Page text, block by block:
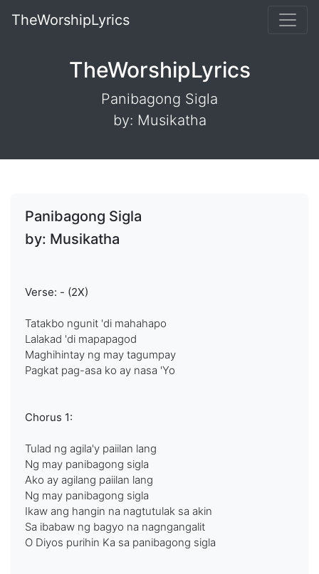
TheWorshipLyrics
TheWorshipLyrics
Panibagong Sigla
by: Musikatha
Panibagong Sigla
by: Musikatha
Verse: - (2X)
Tatakbo ngunit 'di mahahapo
Lalakad 'di mapapagod
Maghihintay ng may tagumpay
Pagkat pag-asa ko ay nasa 'Yo
Chorus 1:
Tulad ng agila'y paiilan lang
Ng may panibagong sigla
Ako ay agilang paiilan lang
Ng may panibagong sigla
Ikaw ang hangin na nagtutulak sa akin
Sa ibabaw ng bagyo na nagngangalit
O Diyos purihin Ka sa panibagong sigla